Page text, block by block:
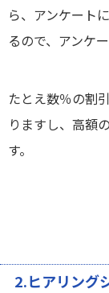
ら、アンケート
るので、アンケ
たとえ数％の割
りますし、高額
す。
2.ヒアリング